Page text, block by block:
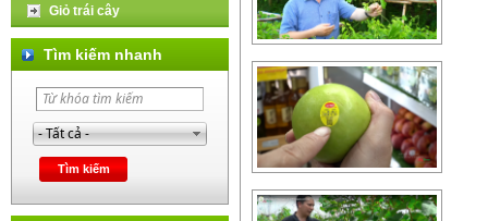
Giỏ trái cây
Tìm kiếm nhanh